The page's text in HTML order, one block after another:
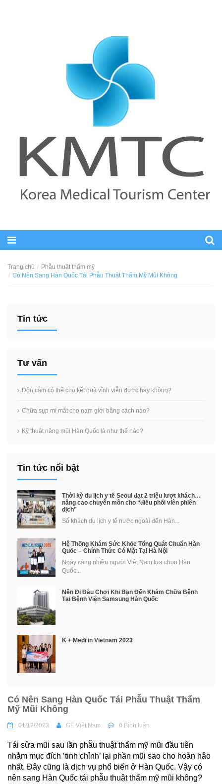
Trang chủ
Phẫu thuật thẩm mỹ
Có Nên Sang Hàn Quốc Tái Phẫu Thuật Thẩm Mỹ Mũi Không
Tin tức
Tư vấn
Độn cằm có thể cho kết quả vĩnh viễn được hay không?
Chữa sụp mí mắt cho nam giới bằng cách nào?
Kỹ thuật nâng mũi Hàn Quốc là như thế nào?
Tin tức nổi bật
Thời kỳ du lịch y tế Seoul đạt 2 triệu lượt khách…
nâng cao chuyên môn cho “điều phối viên phiên
dịch”
Số khách du lịch y tế nước ngoài đến Hàn...
Hệ Thống Khám Sức Khỏe Tổng Quát Chuẩn Hàn
Quốc – Chính Thức Có Mặt Tại Hà Nội
Ngày càng nhiều người Việt Nam lựa chọn Hàn
Quốc...
Nên Đi Đâu Chơi Khi Bạn Đến Khám Chữa Bệnh
Tại Bệnh Viện Samsung Hàn Quốc
K + Medi in Vietnam 2023
Có Nên Sang Hàn Quốc Tái Phẫu Thuật Thẩm
Mỹ Mũi Không
01/12/2023 GE Việt Nam 0 Bình luận
Tái sửa mũi sau lần phẫu thuật thẩm mỹ mũi đầu tiên
nhằm mục đích ‘tinh chỉnh’ lại phần mũi sao cho hoàn hảo
nhất. Đây cũng là dịch vụ phổ biến ở Hàn Quốc. Vậy có
nên sang Hàn Quốc tái phẫu thuật thẩm mỹ mũi không?